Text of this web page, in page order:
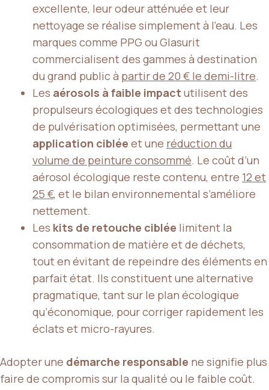
excellente, leur odeur atténuée et leur
nettoyage se réalise simplement à l’eau. Les
marques comme PPG ou Glasurit
commercialisent des gammes à destination
du grand public à partir de 20 € le demi-litre.
Les aérosols à faible impact utilisent des
propulseurs écologiques et des technologies
de pulvérisation optimisées, permettant une
application ciblée et une réduction du
volume de peinture consommé. Le coût d’un
aérosol écologique reste contenu, entre 12 et
25 €, et le bilan environnemental s’améliore
nettement.
Les kits de retouche ciblée limitent la
consommation de matière et de déchets,
tout en évitant de repeindre des éléments en
parfait état. Ils constituent une alternative
pragmatique, tant sur le plan écologique
qu’économique, pour corriger rapidement les
éclats et micro-rayures.
Adopter une démarche responsable ne signifie plus
faire de compromis sur la qualité ou le faible coût.